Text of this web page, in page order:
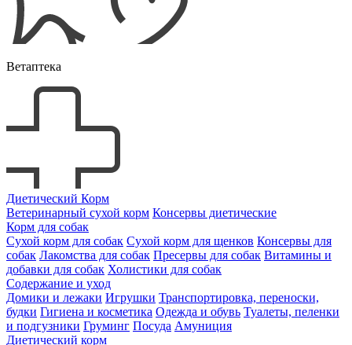
Ветаптека
Диетический Корм
Ветеринарный сухой корм Консервы диетические
Корм для собак
Сухой корм для собак Сухой корм для щенков Консервы для
собак Лакомства для собак Пресервы для собак Витамины и
добавки для собак Холистики для собак
Содержание и уход
Домики и лежаки Игрушки Транспортировка, переноски,
будки Гигиена и косметика Одежда и обувь Туалеты, пеленки
и подгузники Груминг Посуда Амуниция
Диетический корм